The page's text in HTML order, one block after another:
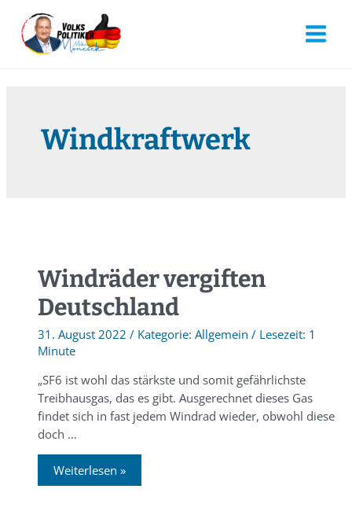
Windkraftwerk
Windräder vergiften
Deutschland
31. August 2022 / Allgemein /
1
Minute
„SF6 ist wohl das stärkste und somit gefährlichste
Treibhausgas, das es gibt. Ausgerechnet dieses Gas
findet sich in fast jedem Windrad wieder, obwohl diese
doch …
Weiterlesen »